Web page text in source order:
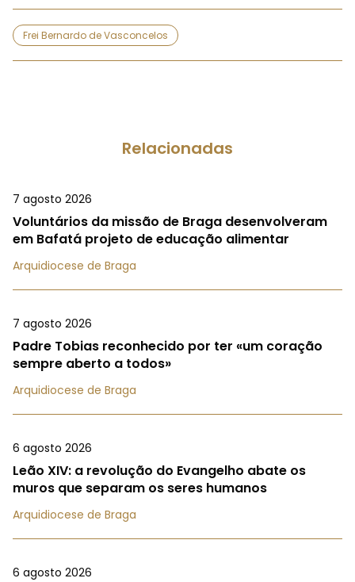
Frei Bernardo de Vasconcelos
Relacionadas
7 agosto 2026
Voluntários da missão de Braga desenvolveram
em Bafatá projeto de educação alimentar
Arquidiocese de Braga
7 agosto 2026
Padre Tobias reconhecido por ter «um coração
sempre aberto a todos»
Arquidiocese de Braga
6 agosto 2026
Leão XIV: a revolução do Evangelho abate os
muros que separam os seres humanos
Arquidiocese de Braga
6 agosto 2026